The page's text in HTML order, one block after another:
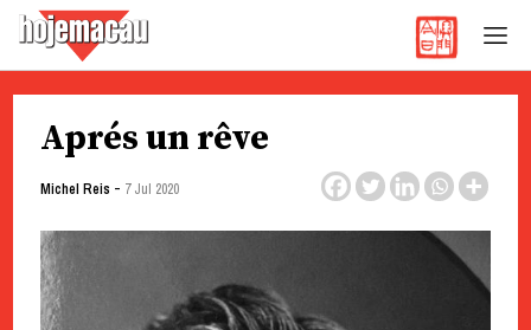
content
Aprés un rêve
Michel Reis - 7 Jul 2020